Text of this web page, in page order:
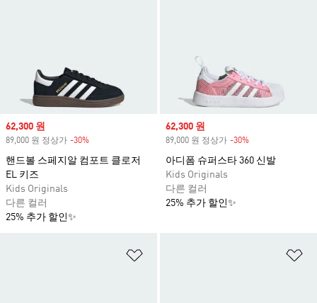
Sale price
62,300 원
89,000 원 정상가 -30%
핸드볼 스페지알 컴포트 클로저
EL 키즈
Kids Originals
다른 컬러
25% 추가 할인✨
Sale price
62,300 원
89,000 원 정상가 -30%
아디폼 슈퍼스타 360 신발
Kids Originals
다른 컬러
25% 추가 할인✨